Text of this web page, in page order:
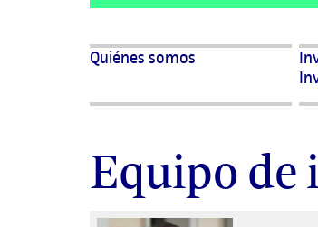
Quiénes somos
Equipo de